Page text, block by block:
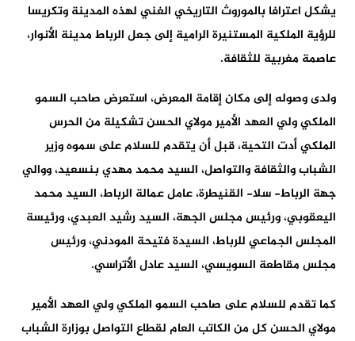
يشكل اعترافا بالموروث التاريخي الغني لهذه المدينة وتكريسا
للرؤية الملكية المستنيرة الرامية إلى جعل الرباط مدينة الأنوار،
عاصمة مغربية للثقافة.
ولدى وصوله إلى مكان إقامة المعرض، استعرض صاحب السمو
الملكي ولي العهد الأمير مولاي الحسن تشكيلة من الحرس
الملكي أدت التحية، قبل أن يتقدم للسلام على سموه وزير
الشباب والثقافة والتواصل، السيد محمد مهدي بنسعيد، ووالي
جهة الرباط- سلا- القنيطرة، عامل عمالة الرباط، السيد محمد
اليعقوبي، ورئيس مجلس الجهة، السيد رشيد العبدي، ورئيسة
المجلس الجماعي للرباط، السيدة فتيحة المودني، ورئيس
مجلس مقاطعة السويسي، السيد عادل الأتراسي.
كما تقدم للسلام على صاحب السمو الملكي ولي العهد الأمير
مولاي الحسن كل من الكاتب العام لقطاع التواصل بوزارة الشباب